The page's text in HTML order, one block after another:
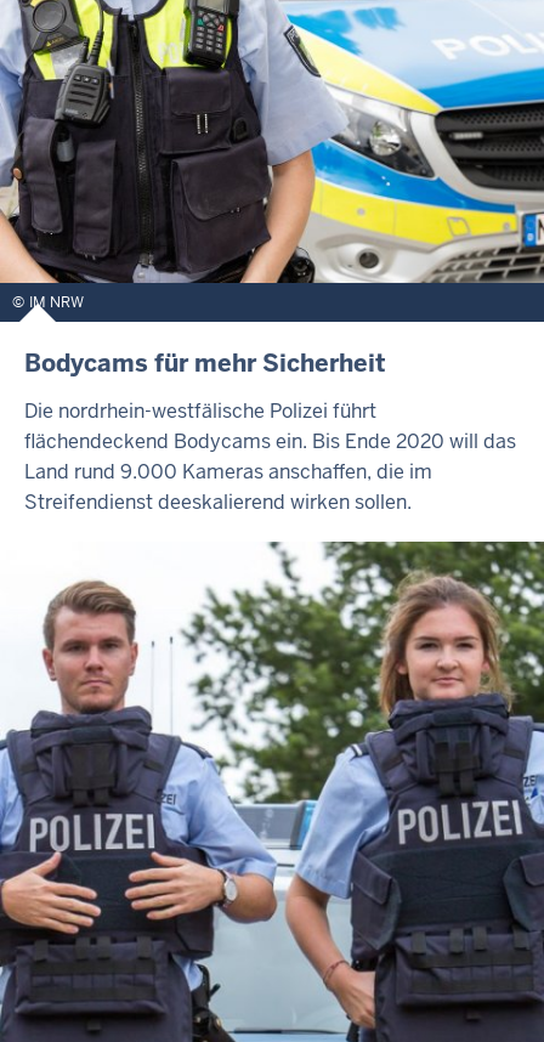
IM NRW
Bodycams für mehr Sicherheit
Die nordrhein-westfälische Polizei führt
flächendeckend Bodycams ein. Bis Ende 2020 will das
Land rund 9.000 Kameras anschaffen, die im
Streifendienst deeskalierend wirken sollen.